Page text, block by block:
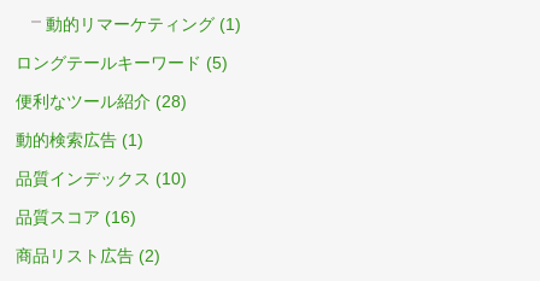
動的リマーケティング (1)
ロングテールキーワード (5)
便利なツール紹介 (28)
動的検索広告 (1)
品質インデックス (10)
品質スコア (16)
商品リスト広告 (2)